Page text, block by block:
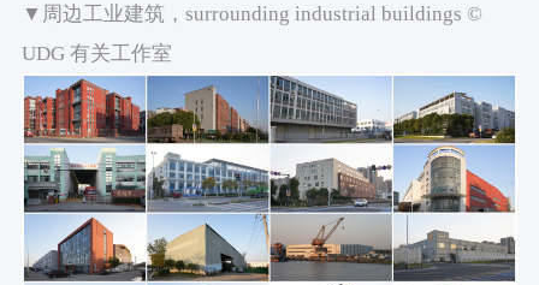
▼周边工业建筑，surrounding industrial buildings ©
UDG 有关工作室